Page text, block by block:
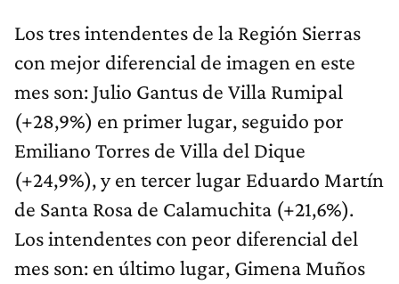
Los tres intendentes de la Región Sierras
con mejor diferencial de imagen en este
mes son: Julio Gantus de Villa Rumipal
(+28,9%) en primer lugar, seguido por
Emiliano Torres de Villa del Dique
(+24,9%), y en tercer lugar Eduardo Martín
de Santa Rosa de Calamuchita (+21,6%).
Los intendentes con peor diferencial del
mes son: en último lugar, Gimena Muños